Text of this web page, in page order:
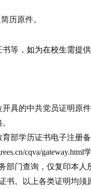
历原件。
等， 如为在校生需提
具的中共党员证明原件
育部学历证书电子注册
cqva/gateway.html
部门查询，仅复印本人
书。以上各类证明均须